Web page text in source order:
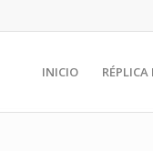
INICIO